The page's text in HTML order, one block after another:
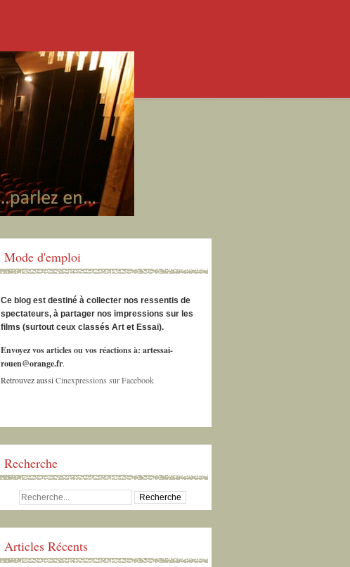
Mode d'emploi
Ce blog est destiné à collecter nos ressentis de
spectateurs, à partager nos impressions sur les
films (surtout ceux classés Art et Essai).
Envoyez vos articles ou vos réactions à: artessai-
rouen@orange.fr.
Retrouvez aussiCinexpressions sur Facebook
Recherche
Articles Récents